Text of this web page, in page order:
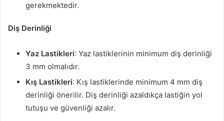
gerekmektedir.
Diş Derinliği
Yaz Lastikleri: Yaz lastiklerinin minimum diş derinliği
3 mm olmalıdır.
Kış Lastikleri: Kış lastiklerinde minimum 4 mm diş
derinliği önerilir. Diş derinliği azaldıkça lastiğin yol
tutuşu ve güvenliği azalır.